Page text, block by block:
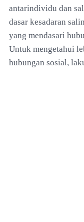
antarindividu dan
dasar kesadaran
yang mendasari
Untuk mengetahui
hubungan sosial,